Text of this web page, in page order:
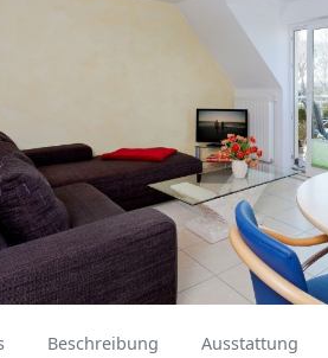
Beschreibung Ausstattung